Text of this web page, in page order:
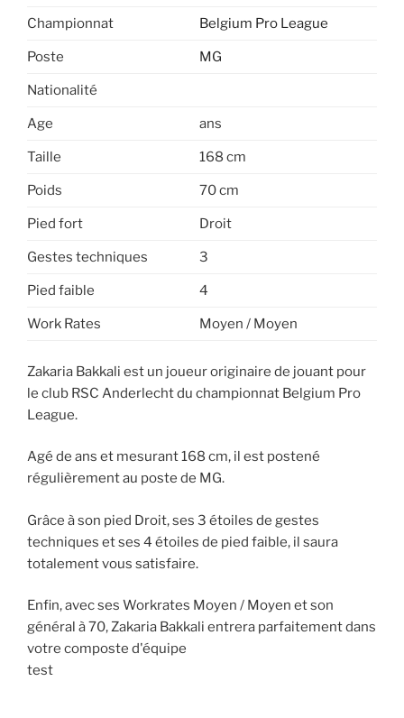
Championnat Belgium Pro League
Poste MG
Nationalité
Age ans
Taille 168 cm
Poids 70 cm
Pied fort Droit
Gestes techniques 3
Pied faible 4
Work Rates Moyen / Moyen
Zakaria Bakkali est un joueur originaire de jouant pour
le club RSC Anderlecht du championnat Belgium Pro
League.
Agé de ans et mesurant 168 cm, il est postené
régulièrement au poste de MG.
Grâce à son pied Droit, ses 3 étoiles de gestes
techniques et ses 4 étoiles de pied faible, il saura
totalement vous satisfaire.
Enfin, avec ses Workrates Moyen / Moyen et son
général à 70, Zakaria Bakkali entrera parfaitement dans
votre composte d'équipe
test